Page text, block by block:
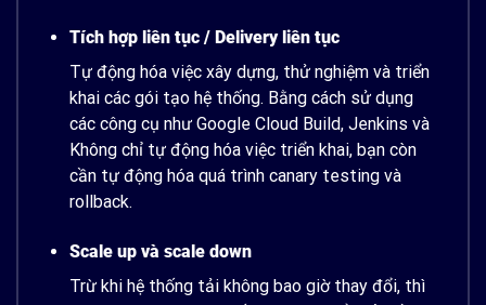
Tích hợp liên tục / Delivery liên tục
Tự động hóa việc xây dựng, thử nghiệm và triển
khai các gói tạo hệ thống. Bằng cách sử dụng
các công cụ như Google Cloud Build, Jenkins và
Không chỉ tự động hóa việc triển khai, bạn còn
cần tự động hóa quá trình canary testing và
rollback.
Scale up và scale down
Trừ khi hệ thống tải không bao giờ thay đổi, thì